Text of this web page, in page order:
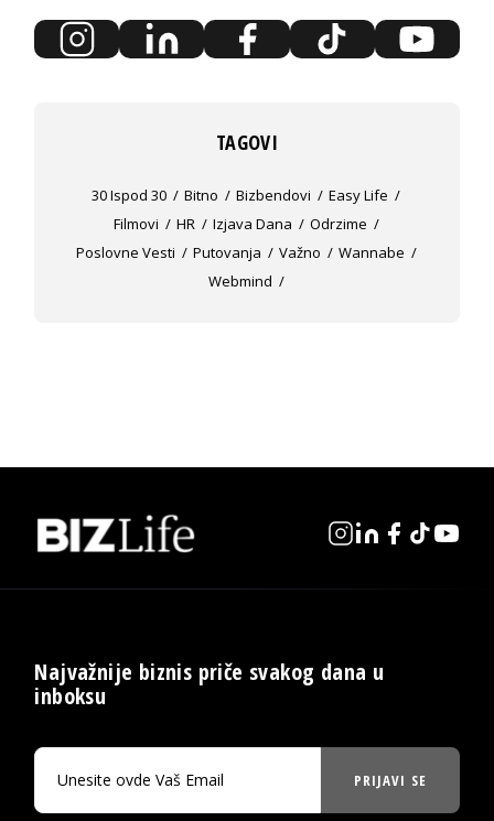
TAGOVI
30 Ispod 30 Bitno Bizbendovi
Easy Life
Filmovi
HR Izjava Dana
Odrzime
Poslovne Vesti
Putovanja Važno
Wannabe
Webmind
Najvažnije biznis priče svakog dana u
inboksu
PRIJAVI SE